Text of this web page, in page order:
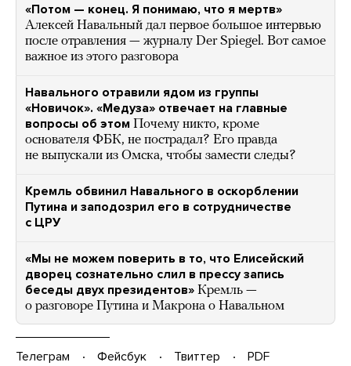
«Потом — конец. Я понимаю, что я мертв»
Алексей Навальный дал первое большое интервью
после отравления — журналу Der Spiegel. Вот самое
важное из этого разговора
Навального отравили ядом из группы
«Новичок». «Медуза» отвечает на главные
вопросы об этом Почему никто, кроме
основателя ФБК, не пострадал? Его правда
не выпускали из Омска, чтобы замести следы?
Кремль обвинил Навального в оскорблении
Путина и заподозрил его в сотрудничестве
с ЦРУ
«Мы не можем поверить в то, что Елисейский
дворец сознательно слил в прессу запись
беседы двух президентов» Кремль —
о разговоре Путина и Макрона о Навальном
Телеграм Фейсбук Твиттер
PDF